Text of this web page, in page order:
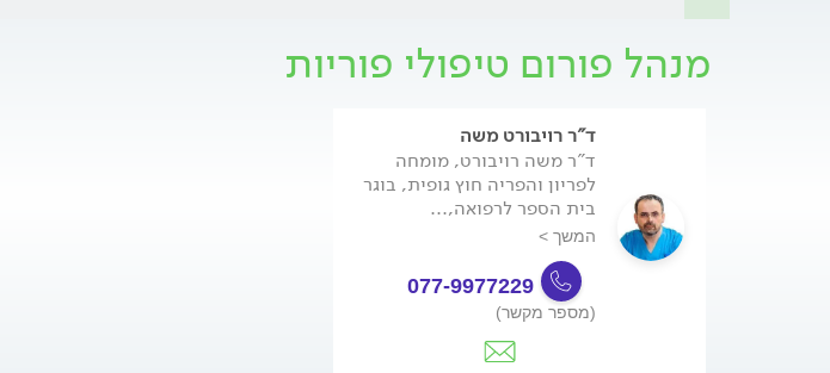
מנהל פורום טיפולי פוריות
ד"ר רויבורט משה
ד"ר משה רויבורט, מומחה
לפריון והפריה חוץ גופית, בוגר
בית הספר לרפואה,...
המשך >
077-9977229
(מספר מקשר)